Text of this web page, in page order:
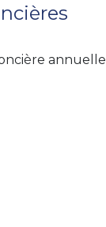
annuelle